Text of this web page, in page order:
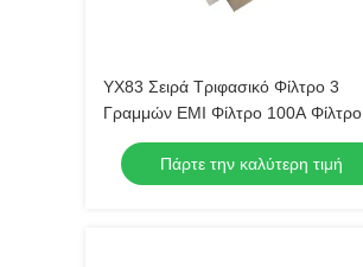
YX83 Σειρά Τριφασικό Φίλτρο 3
Γραμμών EMI Φίλτρο 100A Φίλτρο
υψηλής ισχύος
Πάρτε την καλύτερη τιμή